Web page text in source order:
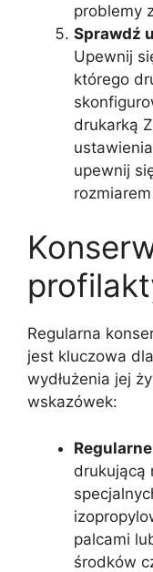
problemy
Sprawdź
Upewnij
którego
drukarką
upewnij
Regularna
jest kluczowa
wydłużenia jej
wskazówek:
drukującą
palcami
środków